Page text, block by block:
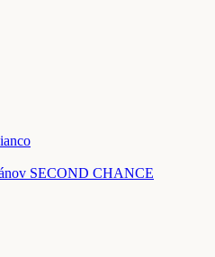
SECOND CHANCE